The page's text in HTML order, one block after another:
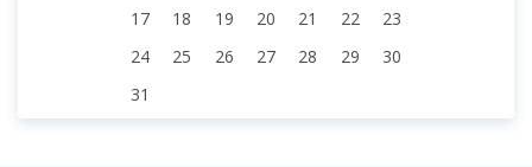
17
18 19 20 21 22
23
24
25 26 27 28 29
30
31